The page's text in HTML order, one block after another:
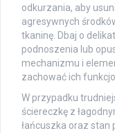
odkurzania, aby
agresywnych
tkaninę. Dbaj o
podnoszenia lub
mechanizmu i
zachować ich
W przypadku
ściereczkę z
łańcuszka oraz stan